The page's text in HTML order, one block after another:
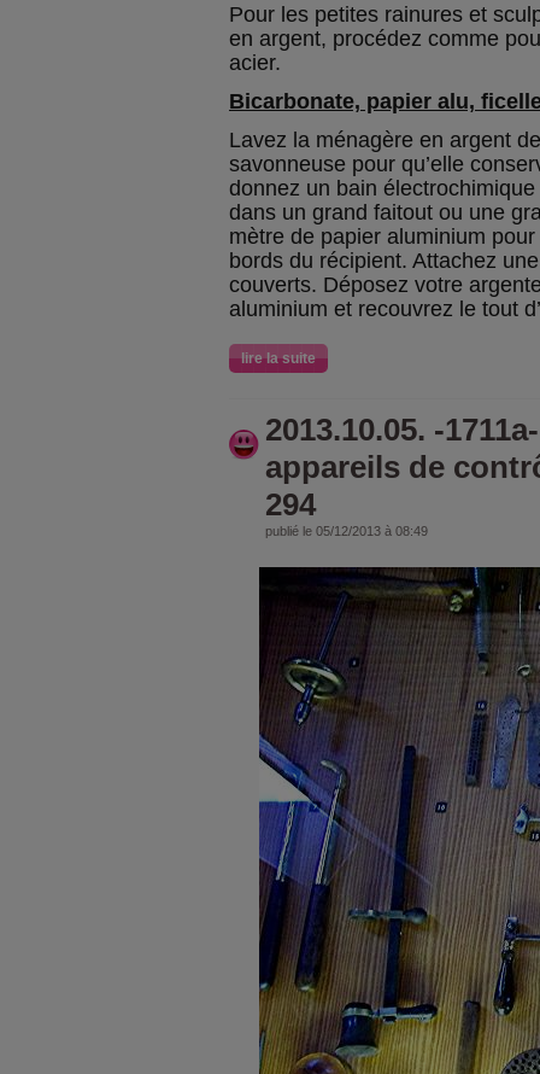
Pour les petites rainures et
en argent, procédez comme
acier.
Bicarbonate, papier alu,
Lavez la ménagère en argent
savonneuse pour qu’elle
donnez un bain
dans un grand faitout ou une
mètre de papier aluminium
bords du récipient. Attachez
couverts. Déposez votre
aluminium et recouvrez le tout
lire la suite
2013.10.05. -
appareils de
294
publié le 05/12/2013 à 08:49